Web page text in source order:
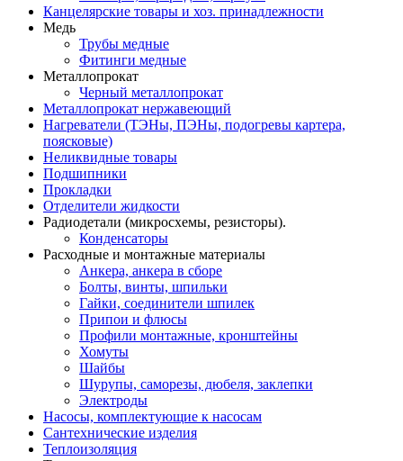
Канцелярские товары и хоз. принадлежности
Медь
Трубы медные
Фитинги медные
Металлопрокат
Черный металлопрокат
Металлопрокат нержавеющий
Нагреватели (ТЭНы, ПЭНы, подогревы картера,
поясковые)
Неликвидные товары
Подшипники
Прокладки
Отделители жидкости
Радиодетали (микросхемы, резисторы).
Конденсаторы
Расходные и монтажные материалы
Анкера, анкера в сборе
Болты, винты, шпильки
Гайки, соединители шпилек
Припои и флюсы
Профили монтажные, кронштейны
Хомуты
Шайбы
Шурупы, саморезы, дюбеля, заклепки
Электроды
Насосы, комплектующие к насосам
Сантехнические изделия
Теплоизоляция